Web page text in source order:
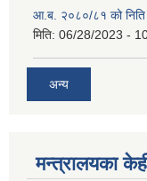
आ.ब. २०८०/८१ को निति
मिति: 06/28/2023 -
अन्य
मन्त्रालयका